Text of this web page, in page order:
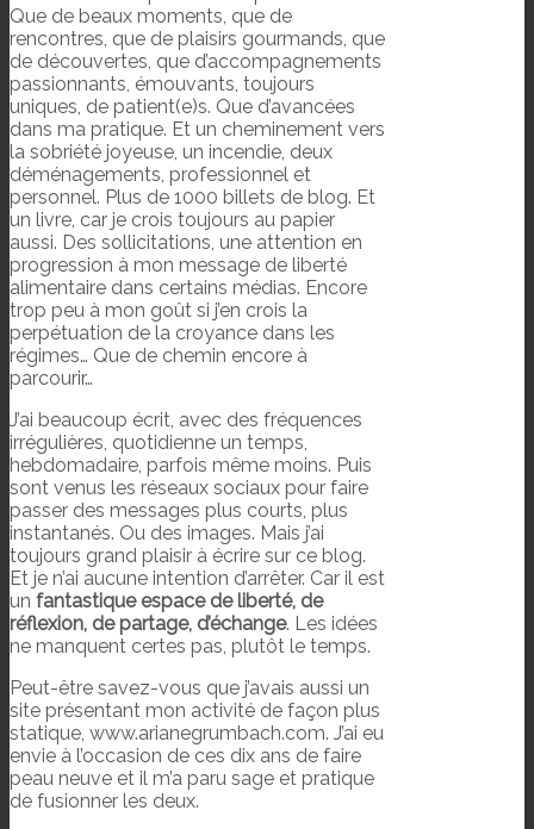
Que de beaux moments, que de
rencontres, que de plaisirs gourmands, que
de découvertes, que d’accompagnements
passionnants, émouvants, toujours
uniques, de patient(e)s. Que d’avancées
dans ma pratique. Et un cheminement vers
la sobriété joyeuse, un incendie, deux
déménagements, professionnel et
personnel. Plus de 1000 billets de blog. Et
un livre, car je crois toujours au papier
aussi. Des sollicitations, une attention en
progression à mon message de liberté
alimentaire dans certains médias. Encore
trop peu à mon goût si j’en crois la
perpétuation de la croyance dans les
régimes… Que de chemin encore à
parcourir…
J’ai beaucoup écrit, avec des fréquences
irrégulières, quotidienne un temps,
hebdomadaire, parfois même moins. Puis
sont venus les réseaux sociaux pour faire
passer des messages plus courts, plus
instantanés. Ou des images. Mais j’ai
toujours grand plaisir à écrire sur ce blog.
Et je n’ai aucune intention d’arrêter. Car il est
un fantastique espace de liberté, de
réflexion, de partage, d’échange. Les idées
ne manquent certes pas, plutôt le temps.
Peut-être savez-vous que j’avais aussi un
site présentant mon activité de façon plus
statique, www.arianegrumbach.com. J’ai eu
envie à l’occasion de ces dix ans de faire
peau neuve et il m’a paru sage et pratique
de fusionner les deux.